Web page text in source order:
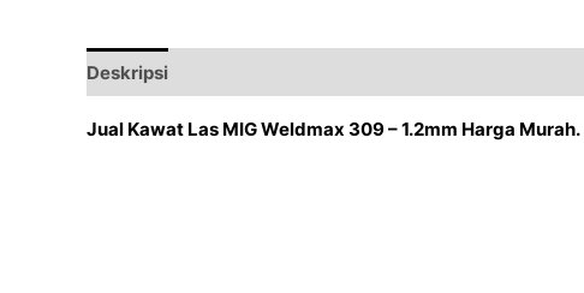
Deskripsi
Jual Kawat Las MIG Weldmax 309 – 1.2mm Harga Murah.